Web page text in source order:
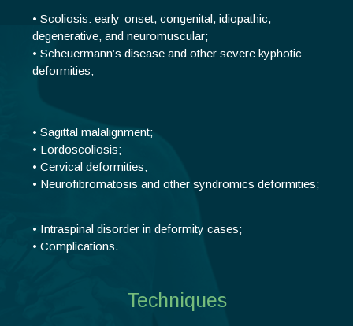
• Scoliosis: early-onset, congenital, idiopathic,
degenerative, and neuromuscular;
• Scheuermann’s disease and other severe kyphotic
deformities;
• Sagittal malalignment;
• Lordoscoliosis;
• Cervical deformities;
• Neurofibromatosis and other syndromics deformities;
• Intraspinal disorder in deformity cases;
• Complications.
Techniques